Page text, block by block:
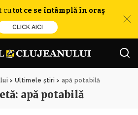
cutot ce se întâmplă în oraș
CLICK AICI
> Ultimele știri > apă potabilă
apă potabilă